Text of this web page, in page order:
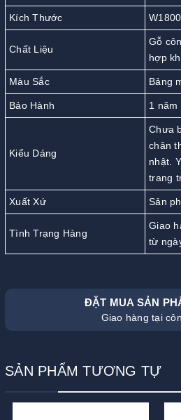
Kích Thước
Chất Liệu
Gỗ
hợp
Màu Sắc Bảng
Bảo Hành 1 năm
Kiểu Dáng
Chưa
chân
nhật.
trang
Xuất Xứ Sản
Tình Trạng Hàng
Giao
từ
ĐẶT MUA SẢN
Giao hàng tại
SẢN PHẨM TƯƠNG TỰ